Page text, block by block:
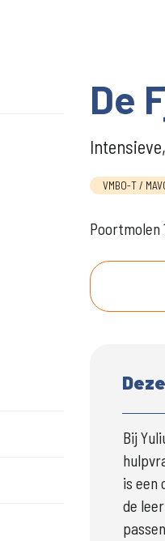
De
VMBO-T /
Poortmolen
Bij
is een
de